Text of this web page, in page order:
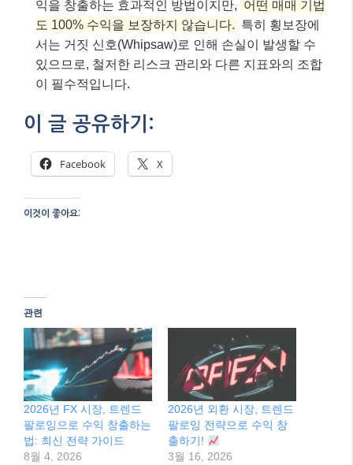
익을 창출하는 효과적인 방법이지만, 어떤 매매 기법
도 100% 수익을 보장하지 않습니다. 특히 횡보장에
서는 거짓 신호(Whipsaw)로 인해 손실이 발생할 수
있으므로, 철저한 리스크 관리와 다른 지표와의 조합
이 필수적입니다.
이 글 공유하기:
Facebook X
이것이 좋아요:
관련
2026년 FX 시장, 트렌드
팔로잉으로 수익 창출하는
법: 최신 전략 가이드
8월 4, 2026
2026년 외환 시장, 트렌드
팔로잉 전략으로 수익 창
출하기!
3월 16, 2026